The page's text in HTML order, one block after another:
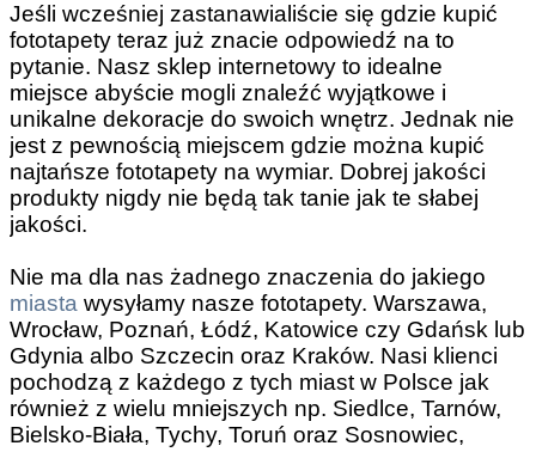
Jeśli wcześniej zastanawialiście się gdzie kupić
fototapety teraz już znacie odpowiedź na to
pytanie. Nasz sklep internetowy to idealne
miejsce abyście mogli znaleźć wyjątkowe i
unikalne dekoracje do swoich wnętrz. Jednak nie
jest z pewnością miejscem gdzie można kupić
najtańsze fototapety na wymiar. Dobrej jakości
produkty nigdy nie będą tak tanie jak te słabej
jakości.
Nie ma dla nas żadnego znaczenia do jakiego
miasta wysyłamy nasze fototapety. Warszawa,
Wrocław, Poznań, Łódź, Katowice czy Gdańsk lub
Gdynia albo Szczecin oraz Kraków. Nasi klienci
pochodzą z każdego z tych miast w Polsce jak
również z wielu mniejszych np. Siedlce, Tarnów,
Bielsko-Biała, Tychy, Toruń oraz Sosnowiec,